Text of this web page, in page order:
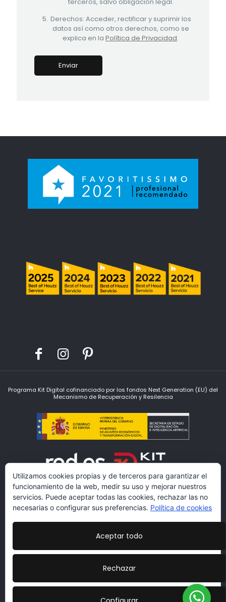
Derechos: Acceder, rectificar y suprimir los
datos así como otros derechos, como se
explica en la Política de Privacidad.
Programa Kit Digital cofinanciado por los fondos Next Generation (EU) del
Mecanismo de Recuperación y Resilencia
www.lacarmariosyvestidores.com
Política de Protección de Datos
|Más información sobre las
cookies|Declaración de Accesibilidad
Utilizamos cookies propias y de terceros para garantizar el
funcionamiento de la web, medir su uso y mejorar nuestros
servicios. Puede aceptar todas las cookies, rechazar las no
necesarias o configurar sus preferencias. Política de cookies
Aceptar todo
Rechazar